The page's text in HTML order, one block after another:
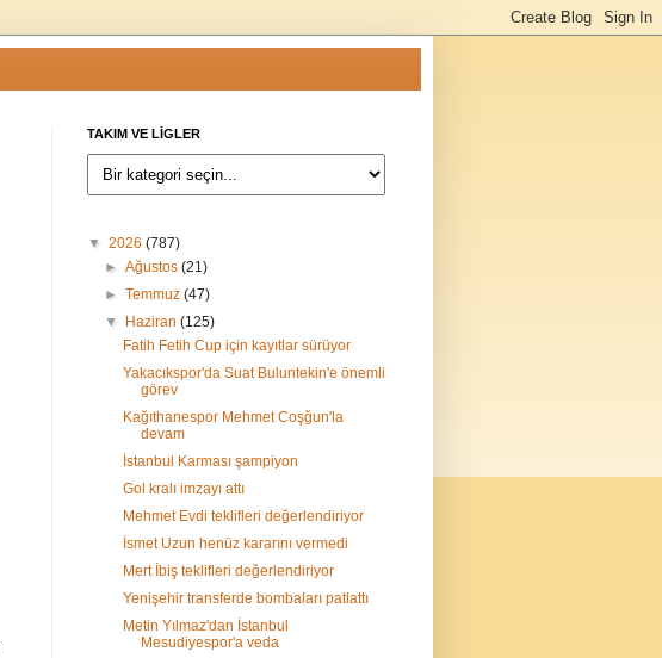
TAKIM VE LİGLER
▼ 2026 (787)
►Ağustos(21)
►Temmuz(47)
▼
Haziran(125)
Fatih Fetih Cup için kayıtlar sürüyor
Yakacıkspor'da Suat Buluntekin'e önemli
görev
Kağıthanespor Mehmet Coşğun'la
devam
İstanbul Karması şampiyon
Gol kralı imzayı attı
Mehmet Evdi teklifleri değerlendiriyor
İsmet Uzun henüz kararını vermedi
Mert İbiş teklifleri değerlendiriyor
Yenişehir transferde bombaları patlattı
Metin Yılmaz'dan İstanbul
Mesudiyespor'a veda